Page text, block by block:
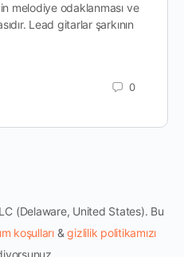
melodiye odaklanması ve
Lead gitarlar şarkının
0
(Delaware, United States). Bu
koşulları&gizlilik politikamızı